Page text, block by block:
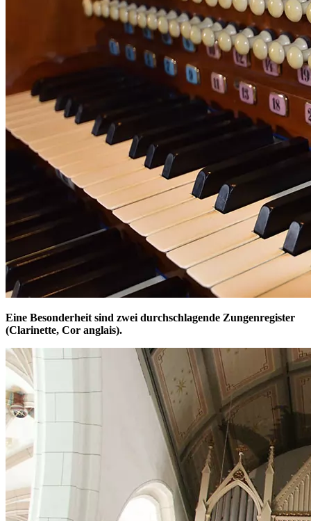
Eine Besonderheit sind zwei durchschlagende Zungenregister
(Clarinette, Cor anglais).